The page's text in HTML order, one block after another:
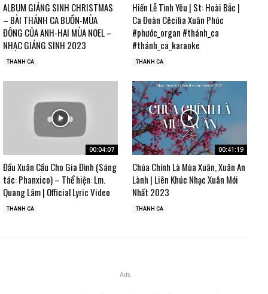
ALBUM GIÁNG SINH CHRISTMAS
– BÀI THÁNH CA BUỒN-MÙA
ĐÔNG CỦA ANH-HAI MÙA NOEL –
NHẠC GIÁNG SINH 2023
THÁNH CA
Hiến Lễ Tình Yêu | St: Hoài Bắc |
Ca Đoàn Cêcilia Xuân Phúc
#phước_organ #thánh_ca
#thánh_ca_karaoke
THÁNH CA
00:04:07
Đầu Xuân Cầu Cho Gia Đình (Sáng
tác: Phanxico) – Thể hiện: Lm.
Quang Lâm | Official Lyric Video
THÁNH CA
00:41:19
Chúa Chính Là Mùa Xuân, Xuân An
Lành | Liên Khúc Nhạc Xuân Mới
Nhất 2023
THÁNH CA
Ads